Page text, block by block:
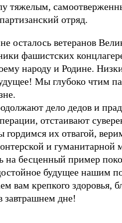
тяжелым,
отряд.
осталось ветеранов
фашистских
народу и Родине.
Мы глубоко чтим
дело дедов и
отстаивают
их отвагой,
и
на бесценный пример
будущее нашим
вам крепкого здоровья,
завтрашнем дне!